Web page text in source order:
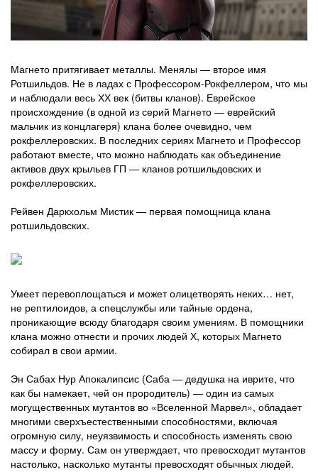
Магнето притягивает металлы. Менялы — второе имя
Ротшильдов. Не в ладах с Профессором-Рокфеллером, что мы
и наблюдали весь ХХ век (битвы кланов). Еврейское
происхождение (в одной из серий Магнето — еврейский
мальчик из концлагеря) клана более очевидно, чем
рокфеллеровских. В последних сериях Магнето и Профессор
работают вместе, что можно наблюдать как объединение
активов двух крыльев ГП — кланов ротшильдовских и
рокфеллеровских.
Рейвен Даркхольм Мистик — первая помощница клана
ротшильдовских.
Умеет перевоплощаться и может олицетворять неких… нет,
не рептилоидов, а спецслужбы или тайные ордена,
проникающие всюду благодаря своим умениям. В помощники
клана можно отнести и прочих людей Х, которых Магнето
собирал в свои армии.
Эн Сабах Нур Апокалипсис (Саба — дедушка на иврите, что
как бы намекает, чей он прородитель) — один из самых
могущественных мутантов во «Вселенной Марвел», обладает
многими сверхъестественными способностями, включая
огромную силу, неуязвимость и способность изменять свою
массу и форму. Сам он утверждает, что превосходит мутантов
настолько, насколько мутанты превосходят обычных людей.